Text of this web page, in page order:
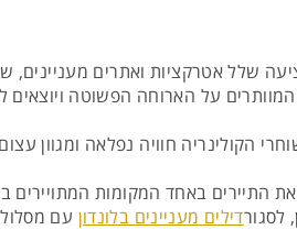
שלל אטרקציות ואתרים מעניינים,
על הארוחה הפשוטה
הקולינריה חוויה נפלאה ומגוון
התיירים באחד המקומות המתויירים
לסגורדילים מעניינים בלונדון עם